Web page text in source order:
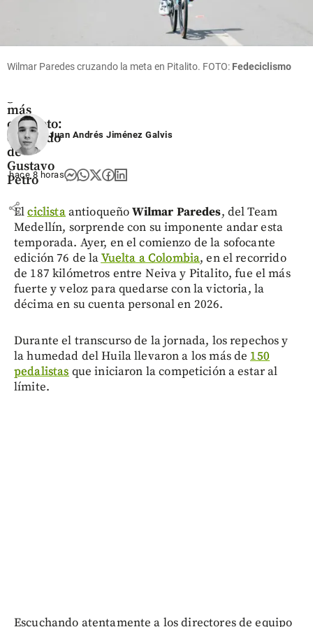
Columnistas
más
corrupto:
el legado
de
Gustavo
Petro
share
Wilmar Paredes cruzando la meta en Pitalito. FOTO: Fedeciclismo
Juan Andrés Jiménez Galvis
hace 8 horas
ElciclistaantioqueñoWilmar Paredes, del Team
Medellín, sorprende con su imponente andar esta
temporada. Ayer, en el comienzo de la sofocante
edición 76 de laVuelta a Colombia, en el recorrido
de 187 kilómetros entre Neiva y Pitalito, fue el más
fuerte y veloz para quedarse con la victoria, la
décima en su cuenta personal en 2026.
Durante el transcurso de la jornada, los repechos y
la humedad del Huila llevaron a los más de 150
pedalistas que iniciaron la competición a estar al
límite.
Escuchando atentamente a los directores de equipo